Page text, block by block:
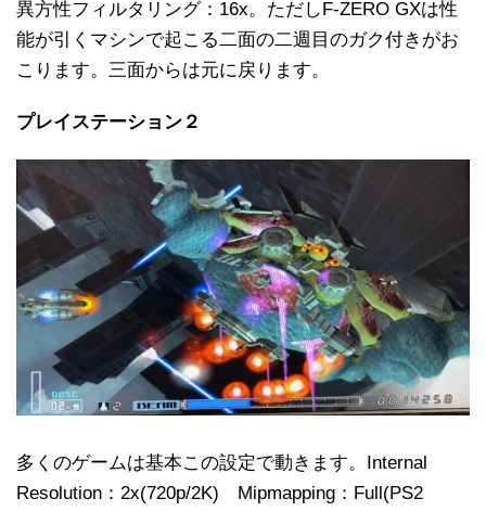
異方性フィルタリング：16x。ただしF-ZERO GXは性
能が引くマシンで起こる二面の二週目のガク付きがお
こります。三面からは元に戻ります。
プレイステーション２
多くのゲームは基本この設定で動きます。Internal
Resolution：2x(720p/2K) Mipmapping：Full(PS2